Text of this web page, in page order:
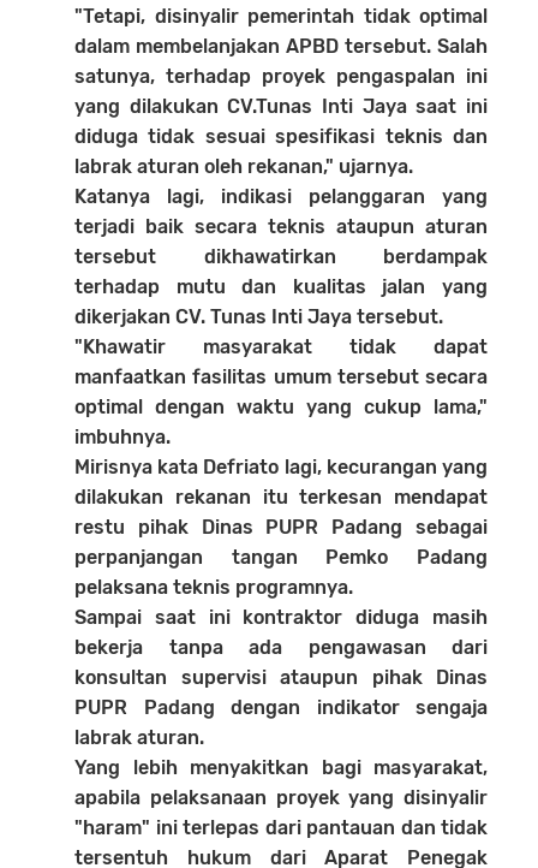
"Tetapi, disinyalir pemerintah tidak optimal
dalam membelanjakan APBD tersebut. Salah
satunya, terhadap proyek pengaspalan ini
yang dilakukan CV.Tunas Inti Jaya saat ini
diduga tidak sesuai spesifikasi teknis dan
labrak aturan oleh rekanan," ujarnya.
Katanya lagi, indikasi pelanggaran yang
terjadi baik secara teknis ataupun aturan
tersebut dikhawatirkan berdampak
terhadap mutu dan kualitas jalan yang
dikerjakan CV. Tunas Inti Jaya tersebut.
"Khawatir masyarakat tidak dapat
manfaatkan fasilitas umum tersebut secara
optimal dengan waktu yang cukup lama,"
imbuhnya.
Mirisnya kata Defriato lagi, kecurangan yang
dilakukan rekanan itu terkesan mendapat
restu pihak Dinas PUPR Padang sebagai
perpanjangan tangan Pemko Padang
pelaksana teknis programnya.
Sampai saat ini kontraktor diduga masih
bekerja tanpa ada pengawasan dari
konsultan supervisi ataupun pihak Dinas
PUPR Padang dengan indikator sengaja
labrak aturan.
Yang lebih menyakitkan bagi masyarakat,
apabila pelaksanaan proyek yang disinyalir
"haram" ini terlepas dari pantauan dan tidak
tersentuh hukum dari Aparat Penegak